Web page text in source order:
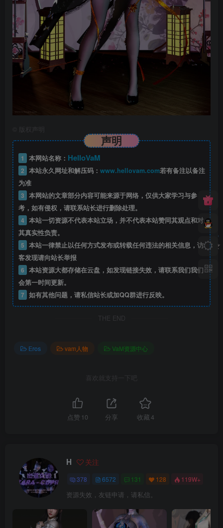
版权声明
声明
1 本网站名称： HelloVaM
2 本站永久网址和解压码： www.hellovam.com若有备注以备注
为准
3 本网站的文章部分内容可能来源于网络，仅供大家学习与参
考，如有侵权，请联系站长进行删除处理。
4 本站一切资源不代表本站立场，并不代表本站赞同其观点和对
其真实性负责。
5 本站一律禁止以任何方式发布或转载任何违法的相关信息，访
客发现请向站长举报
6 本站资源大都存储在云盘，如发现链接失效，请联系我们我们
会第一时间更新。
7 如有其他问题，请私信站长或加QQ群进行反映。
THE END
Eros vam人物 VaM资源中心
喜欢就支持一下吧
点赞 10 分享 收藏4
H 关注
378 6572 131 128 119W+
资源失效，友链申请，请私信。